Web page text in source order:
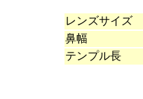
レンズサイズ
鼻幅
テンプル長